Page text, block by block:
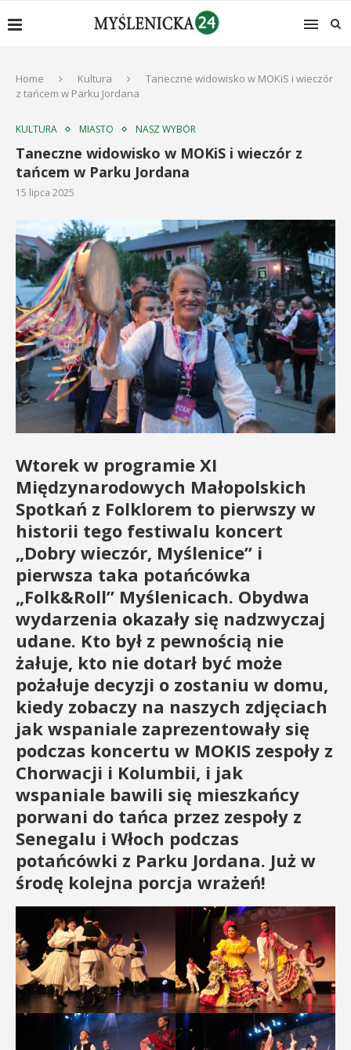
Home Kultura
Taneczne widowisko w MOKiS i wieczór
z tańcem w Parku Jordana
KULTURA MIASTO NASZ WYBÓR
Taneczne widowisko w MOKiS i wieczór z
tańcem w Parku Jordana
15 lipca 2025
Wtorek w programie XI
Międzynarodowych Małopolskich
Spotkań z Folklorem to pierwszy w
historii tego festiwalu koncert
„Dobry wieczór, Myślenice” i
pierwsza taka potańcówka
„Folk&Roll” Myślenicach. Obydwa
wydarzenia okazały się nadzwyczaj
udane. Kto był z pewnością nie
żałuje, kto nie dotarł być może
pożałuje decyzji o zostaniu w domu,
kiedy zobaczy na naszych zdjęciach
jak wspaniale zaprezentowały się
podczas koncertu w MOKIS zespoły z
Chorwacji i Kolumbii, i jak
wspaniale bawili się mieszkańcy
porwani do tańca przez zespoły z
Senegalu i Włoch podczas
potańcówki z Parku Jordana. Już w
środę kolejna porcja wrażeń!